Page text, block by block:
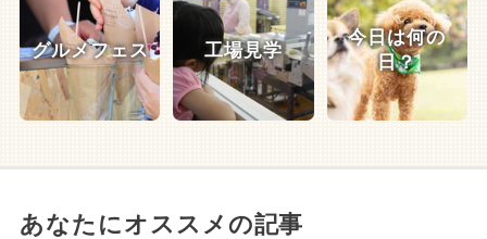
グルメフェス 工場見学
今日は何の
日？
あなたにオススメの記事